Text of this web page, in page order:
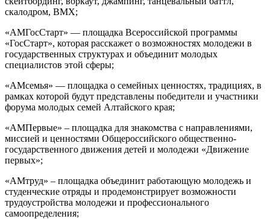
скалодром, BMX;
«АМГосСтарт» — площадка Всероссийской программы
«ГосСтарт», которая расскажет о возможностях молодежи в
государственных структурах и объединит молодых
специалистов этой сферы;
«АМсемья» — площадка о семейных ценностях, традициях, в
рамках которой будут представлены победители и участники
форума молодых семей Алтайского края;
«АМПервые» – площадка для знакомства с направлениями,
миссией и ценностями Общероссийского общественно-
государственного движения детей и молодежи «Движение
первых»;
«АМтруд» – площадка объединит работающую молодежь и
студенческие отряды и продемонстрирует возможности
трудоустройства молодежи и профессионального
самоопределения;